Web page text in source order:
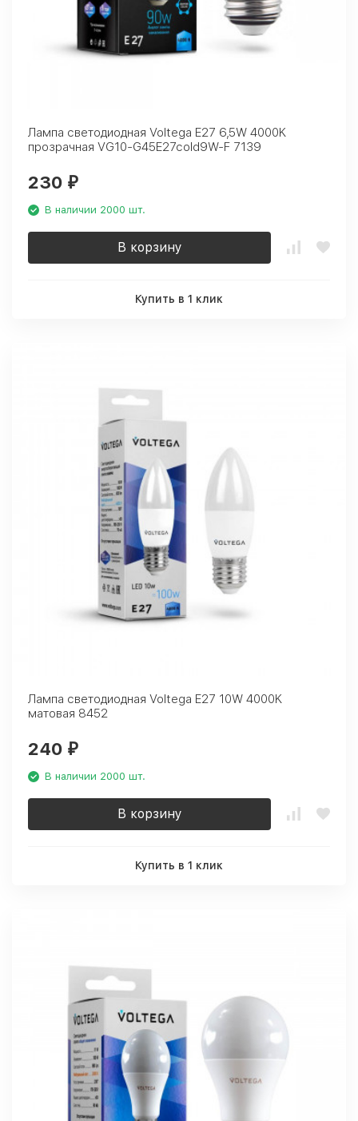
Лампа светодиодная Voltega E27 6,5W 4000K
прозрачная VG10-G45E27cold9W-F 7139
230 ₽
В наличии 2000 шт.
В корзину
Купить в 1 клик
Лампа светодиодная Voltega E27 10W 4000K
матовая 8452
240 ₽
В наличии 2000 шт.
В корзину
Купить в 1 клик